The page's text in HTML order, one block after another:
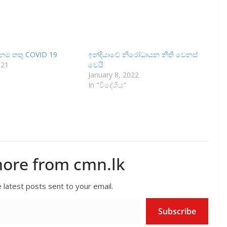
තතු COVID 19
ඉන්දියාවේ නිරෝධායන නීති වෙනස්
වෙයි
January 8, 2022
In "විදේශීය"
from cmn.lk
latest posts sent to your email.
Subscribe